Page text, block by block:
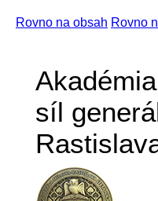
Rovno na obsah Rovno
síl